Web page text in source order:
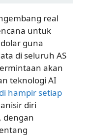
real
untuk
guna
di seluruh AS
akan
teknologi AI
di hampir setiap
diri
dengan